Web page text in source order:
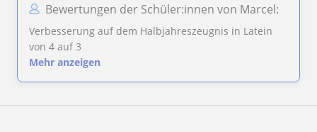
Bewertungen der Schüler:innen von Marcel:
Verbesserung auf dem Halbjahreszeugnis in Latein
von 4 auf 3
Mehr anzeigen